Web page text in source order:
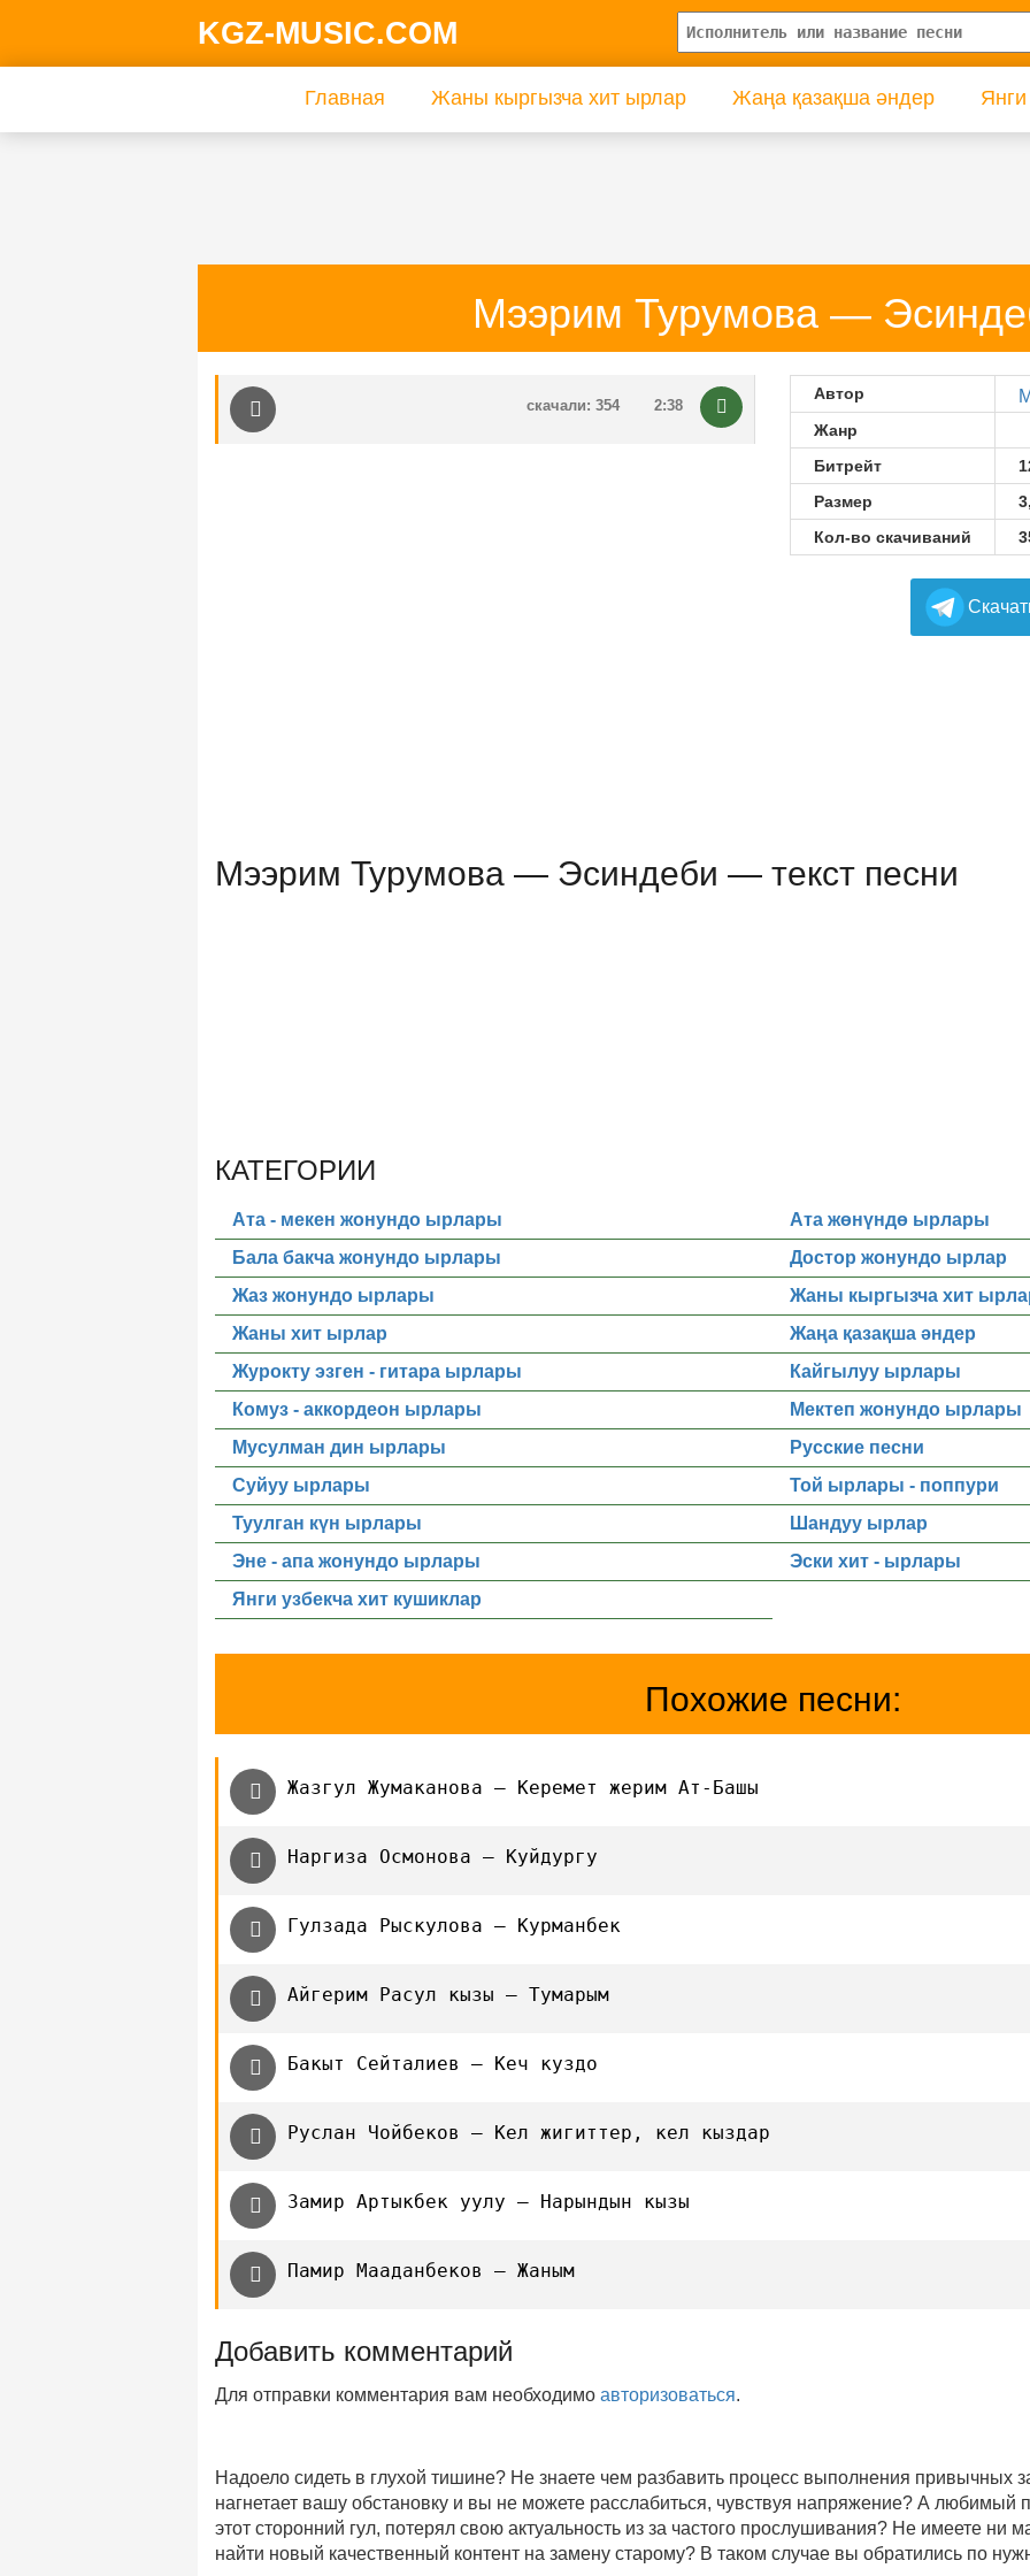
KGZ-MUSIC.COM
Главная Жаны кыргызча хит ырлар Жаңа қазақша әндер
Мээрим Турумова —
2:38
скачали: 354
Автор
Жанр
Битрейт
Размер
Кол-во скачиваний
Мээрим Турумова — Эсиндеби — текст песни
КАТЕГОРИИ
Ата - мекен жонундо ырлары
Ата жөнүндө ырлары
Бала бакча жонундо ырлары
Достор жонундо ырлар
Жаз жонундо ырлары
Жаны кыргызча хит
Жаны хит ырлар
Жаңа қазақша әндер
Журокту эзген - гитара ырлары
Кайгылуу ырлары
Комуз - аккордеон ырлары
Мектеп жонундо ырлары
Мусулман дин ырлары
Русские песни
Суйуу ырлары
Той ырлары - поппури
Туулган күн ырлары
Шандуу ырлар
Эне - апа жонундо ырлары
Эски хит - ырлары
Янги узбекча хит кушиклар
Похожие песни:
Жазгул Жумаканова — Керемет жерим Ат-Башы
Наргиза Осмонова — Куйдургу
Гулзада Рыскулова — Курманбек
Айгерим Расул кызы — Тумарым
Бакыт Сейталиев — Кеч куздо
Руслан Чойбеков — Кел жигиттер, кел кыздар
Замир Артыкбек уулу — Нарындын кызы
Памир Мааданбеков — Жаным
Добавить комментарий
Для отправки комментария вам необходимо авторизоваться.
Надоело сидеть в глухой тишине? Не знаете чем разбавить процесс выполнения
нагнетает вашу обстановку и вы не можете расслабиться, чувствуя напряжение? А любимый
этот сторонний гул, потерял свою актуальность из за частого прослушивания? Не имеете ни
найти новый качественный контент на замену старому? В таком случае вы обратились по